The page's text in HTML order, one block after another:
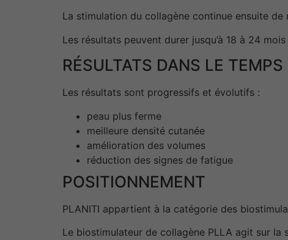
La stimulation du collagène continue ensuite de
Les résultats peuvent durer jusqu’à 18 à 24
RÉSULTATS DANS LE TEMPS
Les résultats sont progressifs et évolutifs :
peau plus ferme
meilleure densité cutanée
amélioration des volumes
réduction des signes de fatigue
POSITIONNEMENT
PLANITI appartient à la catégorie des
Le biostimulateur de collagène PLLA agit sur